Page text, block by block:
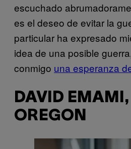
escuchado
es el deseo de evitar la
particular ha expresado
idea de una posible
conmigo una esperanza
DAVID
OREGON